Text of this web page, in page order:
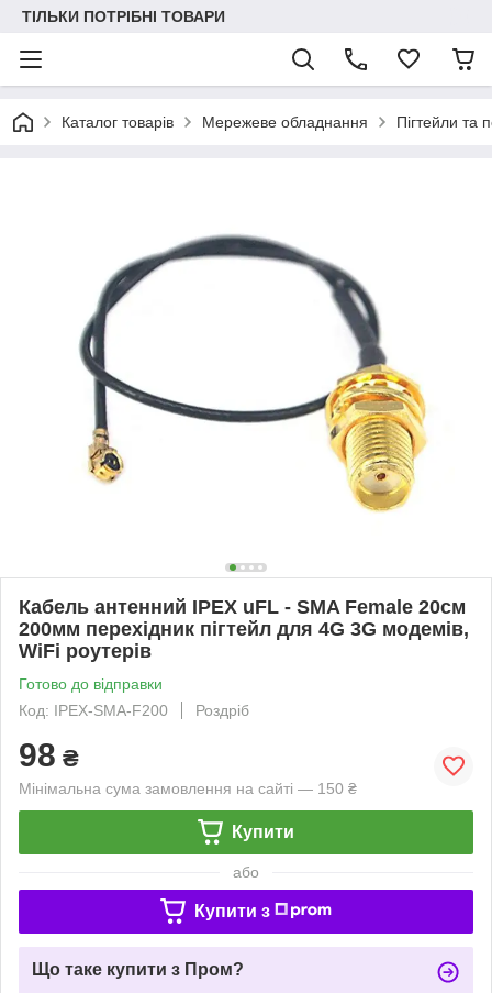
ТІЛЬКИ ПОТРІБНІ ТОВАРИ
Каталог товарів Мережеве обладнання Пігтейли та
Кабель антенний IPEX uFL - SMA Female 20см
200мм перехідник пігтейл для 4G 3G модемів,
WiFi роутерів
Готово до відправки
Код: IPEX-SMA-F200
Роздріб
98 ₴
Мінімальна сума замовлення на сайті — 150 ₴
Купити
або
Купити з
Що таке купити з Пром?